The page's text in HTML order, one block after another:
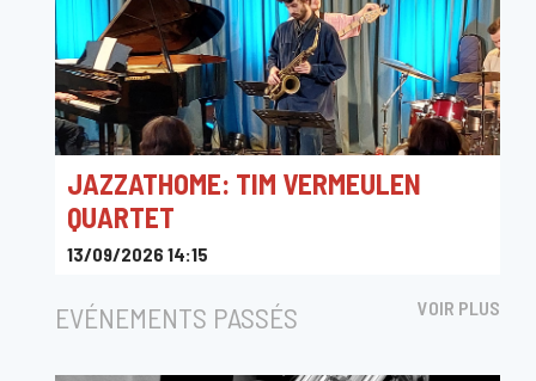
JAZZATHOME: TIM VERMEULEN
QUARTET
13/09/2026 14:15
EVÉNEMENTS PASSÉS VOIR PLUS